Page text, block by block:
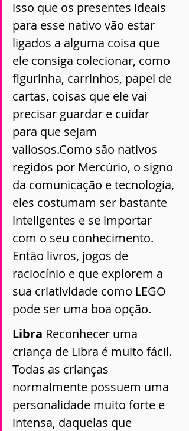
isso que os presentes ideais
para esse nativo vão estar
ligados a alguma coisa que
ele consiga colecionar, como
figurinha, carrinhos, papel de
cartas, coisas que ele vai
precisar guardar e cuidar
para que sejam
valiosos.Como são nativos
regidos por Mercúrio, o signo
da comunicação e tecnologia,
eles costumam ser bastante
inteligentes e se importar
com o seu conhecimento.
Então livros, jogos de
raciocínio e que explorem a
sua criatividade como LEGO
pode ser uma boa opção.
Libra Reconhecer uma
criança de Libra é muito fácil.
Todas as crianças
normalmente possuem uma
personalidade muito forte e
intensa, daquelas que